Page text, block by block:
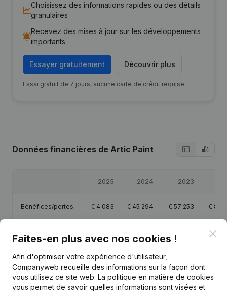
Choisissez des informations rapides ou des détails
granulaires
Recevez des mises à jour sur les développements
importants
Essayer gratuitement Découvrir plus
Essai gratuit de 7 jours, aucune carte de crédit requise.
Données financières de Artic Paint
2025 2024 2023
Bénéfices/pertes € 4 083 € 45 294 € 57 253 € 89
€157
Marge brute €11 057 €53 496
Faites-en plus avec nos cookies !
Afin d'optimiser votre expérience d'utilisateur,
Companyweb recueille des informations sur la façon dont
vous utilisez ce site web. La politique en matière de cookies
vous permet de savoir quelles informations sont visées et